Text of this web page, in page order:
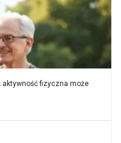
aktywność fizyczna może